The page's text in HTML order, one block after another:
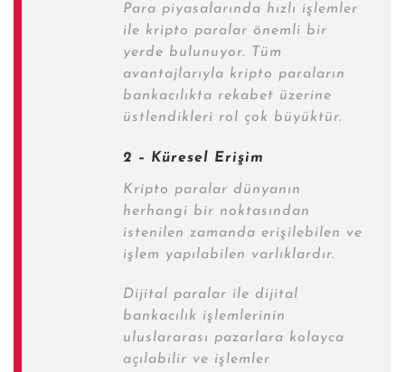
Para piyasalarında hızlı işlemler
ile kripto paralar önemli bir
yerde bulunuyor. Tüm
avantajlarıyla kripto paraların
bankacılıkta rekabet üzerine
üstlendikleri rol çok büyüktür.
2 – Küresel Erişim
Kripto paralar dünyanın
herhangi bir noktasından
istenilen zamanda erişilebilen ve
işlem yapılabilen varlıklardır.
Dijital paralar ile dijital
bankacılık işlemlerinin
uluslararası pazarlara kolayca
açılabilir ve işlemler